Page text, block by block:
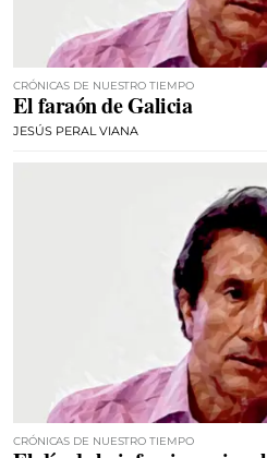
CRÓNICAS DE NUESTRO TIEMPO
El faraón de Galicia
JESÚS PERAL VIANA
CRÓNICAS DE NUESTRO TIEMPO